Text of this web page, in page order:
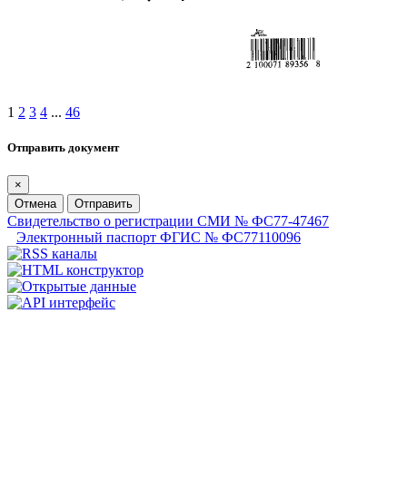
1 2 3 4 ... 46
Отправить документ
×
Отмена
Отправить
Свидетельство о регистрации СМИ № ФС77-47467
Электронный паспорт ФГИС № ФС77110096